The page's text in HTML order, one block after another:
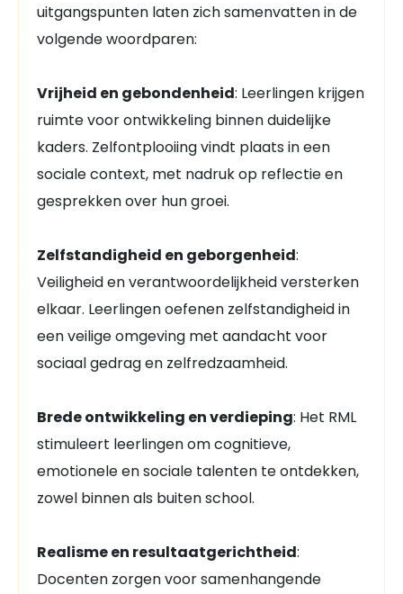
uitgangspunten laten zich samenvatten in de
volgende woordparen:
Vrijheid en gebondenheid: Leerlingen krijgen
ruimte voor ontwikkeling binnen duidelijke
kaders. Zelfontplooiing vindt plaats in een
sociale context, met nadruk op reflectie en
gesprekken over hun groei.
Zelfstandigheid en geborgenheid:
Veiligheid en verantwoordelijkheid versterken
elkaar. Leerlingen oefenen zelfstandigheid in
een veilige omgeving met aandacht voor
sociaal gedrag en zelfredzaamheid.
Brede ontwikkeling en verdieping: Het RML
stimuleert leerlingen om cognitieve,
emotionele en sociale talenten te ontdekken,
zowel binnen als buiten school.
Realisme en resultaatgerichtheid:
Docenten zorgen voor samenhangende